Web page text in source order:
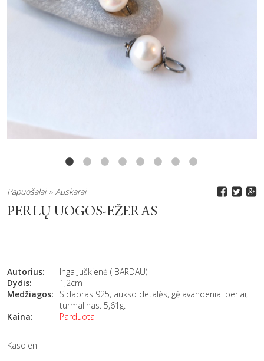
Papuošalai Auskarai
PERLŲ UOGOS-EŽERAS
Autorius:
Inga Juškienė ( BARDAU)
Dydis:
1,2cm
Medžiagos:
Sidabras 925, aukso detalės, gėlavandeniai perlai,
turmalinas. 5,61g.
Kaina:
Parduota
Kasdien